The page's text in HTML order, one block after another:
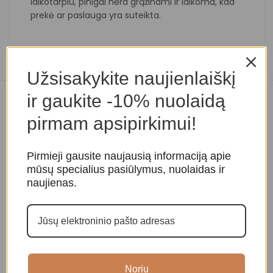
prekė ar paslauga yra suteikta.
Panašios prekės
Medinis masažo karoliukas
Medinis masažo karoliukas
Užsisakykite naujienlaiškį
ir gaukite -10% nuolaidą
pirmam apsipirkimui!
Pirmieji gausite naujausią informaciją apie
mūsų specialius pasiūlymus, nuolaidas ir
naujienas.
Noriu